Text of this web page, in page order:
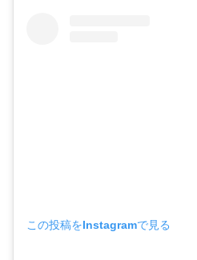
この投稿をInstagramで見る